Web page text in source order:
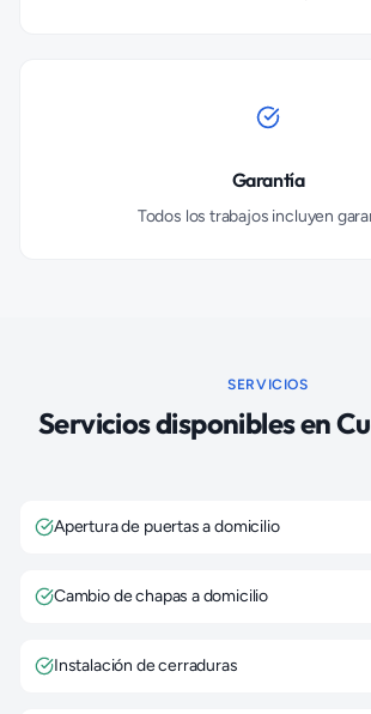
Garantía
Todos los trabajos incluyen
SERVICIOS
Servicios disponibles en
Apertura de puertas a domicilio
Cambio de chapas a domicilio
Instalación de cerraduras